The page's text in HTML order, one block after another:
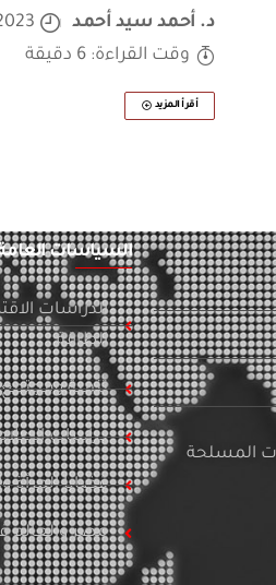
د. أحمد سيد أحمد
وقت القراءة: 6 دقيقة
أقرأ المزيد
المسلحة
السياسات
الدراسات
الطاقة
تنمية ومجتمع
دراسات
قضايا المرأة
مصر والعالم